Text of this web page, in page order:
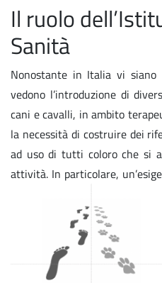
Il ruolo
Sanità
Nonostante in Italia vi siano
vedono l’introduzione di
cani e cavalli, in ambito
la necessità di costruire dei
ad uso di tutti coloro che si
attività. In particolare,